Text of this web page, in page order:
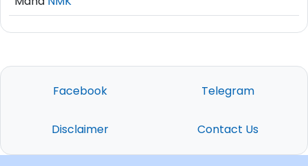
Facebook Telegram
Disclaimer Contact Us